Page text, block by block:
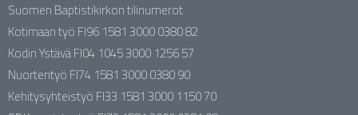
Suomen Baptistikirkon tilinumerot
Kotimaan työ FI96 1581 3000 0380 82
Kodin Ystävä FI04 1045 3000 1256 57
Nuortentyö FI74 1581 3000 0380 90
Kehitysyhteistyö FI33 1581 3000 1150 70